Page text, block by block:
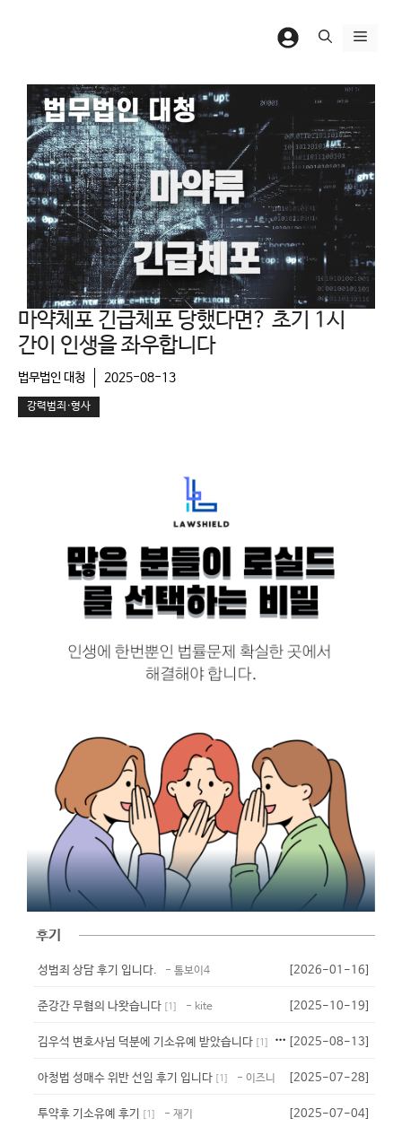
메
마약체포 긴급체포 당했다면? 초기 1시
간이 인생을 좌우합니다
법무법인 대청 2025-08-13
강력범죄·형사
후기
성범죄 상담 후기 입니다. - 톰보이4 [2026-01-16]
준강간 무혐의 나왓습니다 1 - kite [2025-10-19]
김우석 변호사님 덕분에 기소유예 받았습니다 1 - 준밧드
[2025-08-13]
아청법 성매수 위반 선임 후기 입니다 1 - 이즈니 [2025-07-28]
투약후 기소유예 후기 1 - 재기 [2025-07-04]